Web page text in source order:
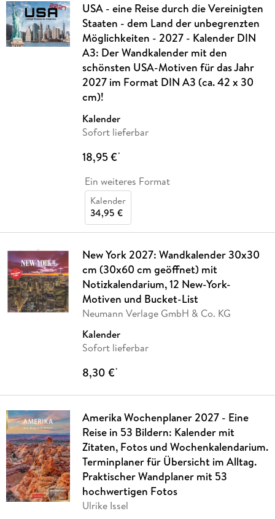
USA - eine Reise durch die Vereinigten
Staaten - dem Land der unbegrenzten
Möglichkeiten - 2027 - Kalender DIN
A3: Der Wandkalender mit den
schönsten USA-Motiven für das Jahr
2027 im Format DIN A3 (ca. 42 x 30
cm)!
Kalender
Sofort lieferbar
18,95 €*
Ein weiteres Format
Kalender
34,95 €
New York 2027: Wandkalender 30x30
cm (30x60 cm geöffnet) mit
Notizkalendarium, 12 New-York-
Motiven und Bucket-List
Neumann Verlage GmbH & Co. KG
Kalender
Sofort lieferbar
8,30 €*
Amerika Wochenplaner 2027 - Eine
Reise in 53 Bildern: Kalender mit
Zitaten, Fotos und Wochenkalendarium.
Terminplaner für Übersicht im Alltag.
Praktischer Wandplaner mit 53
hochwertigen Fotos
Ulrike Issel